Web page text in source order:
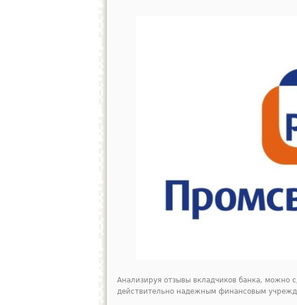
Анализируя отзывы вкладчиков банка, можно
действительно надежным финансовым